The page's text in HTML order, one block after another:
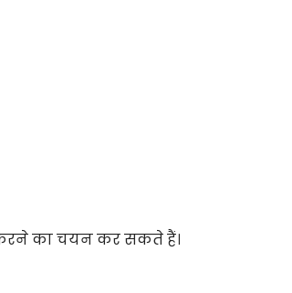
करने का चयन कर सकते हैं।